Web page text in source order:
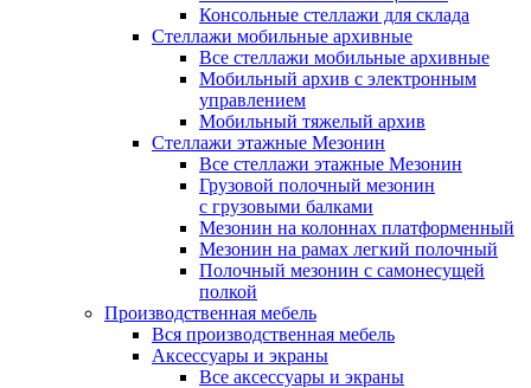
Консольные стеллажи для склада
Стеллажи мобильные архивные
Все стеллажи мобильные архивные
Мобильный архив с электронным
управлением
Мобильный тяжелый архив
Стеллажи этажные Мезонин
Все стеллажи этажные Мезонин
Грузовой полочный мезонин
с грузовыми балками
Мезонин на колоннах платформенный
Мезонин на рамах легкий полочный
Полочный мезонин с самонесущей
полкой
Производственная мебель
Вся производственная мебель
Аксессуары и экраны
Все аксессуары и экраны